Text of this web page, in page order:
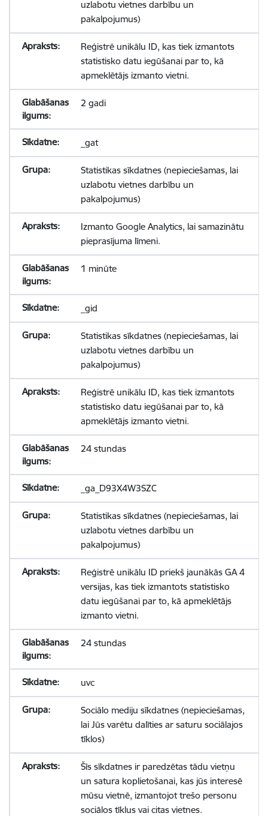
uzlabotu vietnes darbību un
pakalpojumus)
Reģistrē unikālu ID, kas tiek izmantots
statistisko datu iegūšanai par to, kā
apmeklētājs izmanto vietni.
2 gadi
_gat
Statistikas sīkdatnes (nepieciešamas, lai
uzlabotu vietnes darbību un
pakalpojumus)
Izmanto Google Analytics, lai samazinātu
pieprasījuma līmeni.
1 minūte
_gid
Statistikas sīkdatnes (nepieciešamas, lai
uzlabotu vietnes darbību un
pakalpojumus)
Reģistrē unikālu ID, kas tiek izmantots
statistisko datu iegūšanai par to, kā
apmeklētājs izmanto vietni.
24 stundas
_ga_D93X4W3SZC
Statistikas sīkdatnes (nepieciešamas, lai
uzlabotu vietnes darbību un
pakalpojumus)
Reģistrē unikālu ID priekš jaunākās GA 4
versijas, kas tiek izmantots statistisko
datu iegūšanai par to, kā apmeklētājs
izmanto vietni.
24 stundas
uvc
Sociālo mediju sīkdatnes (nepieciešamas,
lai Jūs varētu dalīties ar saturu sociālajos
tīklos)
Šīs sīkdatnes ir paredzētas tādu vietņu
un satura koplietošanai, kas jūs interesē
mūsu vietnē, izmantojot trešo personu
sociālos tīklus vai citas vietnes.